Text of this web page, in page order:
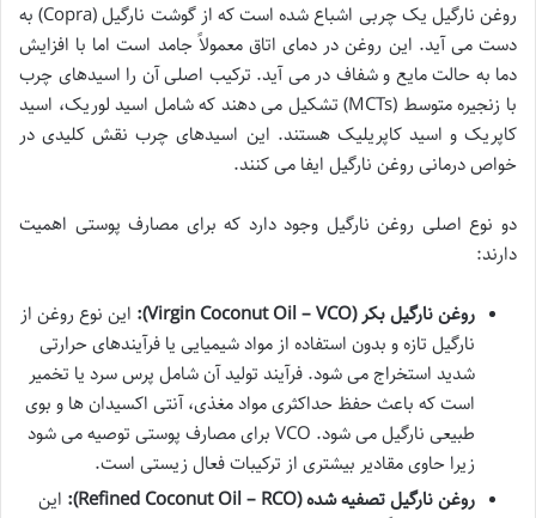
روغن نارگیل یک چربی اشباع شده است که از گوشت نارگیل (Copra) به
دست می آید. این روغن در دمای اتاق معمولاً جامد است اما با افزایش
دما به حالت مایع و شفاف در می آید. ترکیب اصلی آن را اسیدهای چرب
با زنجیره متوسط (MCTs) تشکیل می دهند که شامل اسید لوریک، اسید
کاپریک و اسید کاپریلیک هستند. این اسیدهای چرب نقش کلیدی در
خواص درمانی روغن نارگیل ایفا می کنند.
دو نوع اصلی روغن نارگیل وجود دارد که برای مصارف پوستی اهمیت
دارند:
روغن نارگیل بکر (Virgin Coconut Oil – VCO):
این نوع روغن از
نارگیل تازه و بدون استفاده از مواد شیمیایی یا فرآیندهای حرارتی
شدید استخراج می شود. فرآیند تولید آن شامل پرس سرد یا تخمیر
است که باعث حفظ حداکثری مواد مغذی، آنتی اکسیدان ها و بوی
طبیعی نارگیل می شود. VCO برای مصارف پوستی توصیه می شود
زیرا حاوی مقادیر بیشتری از ترکیبات فعال زیستی است.
روغن نارگیل تصفیه شده (Refined Coconut Oil – RCO):
این